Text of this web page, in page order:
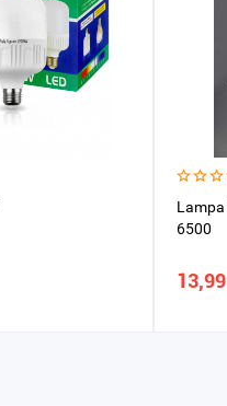
Lampa
6500